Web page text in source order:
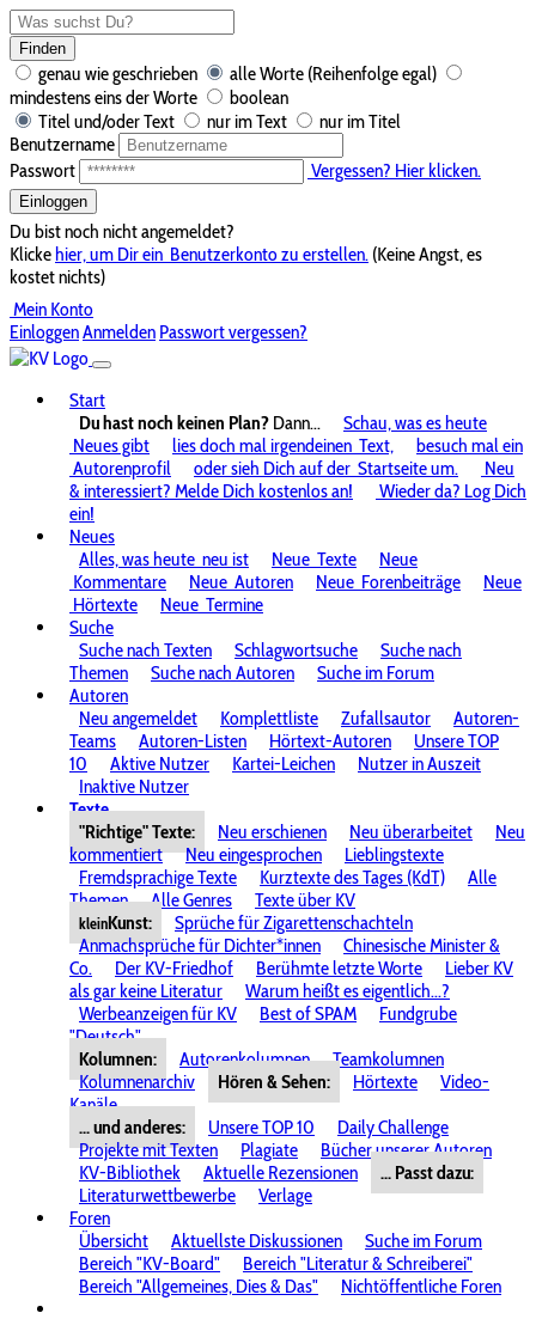
Finden
genau wie geschrieben
alle Worte (Reihenfolge egal)
mindestens eins der Worte
boolean
Titel und/oder Text
nur im Text
nur im Titel
Benutzername
Passwort
Vergessen? Hier klicken.
Einloggen
Du bist noch nicht angemeldet?
Klickehier, um Dir ein Benutzerkonto zu erstellen. (Keine Angst, es
kostet nichts)
Mein Konto
EinloggenAnmelden Passwort vergessen?
Start
Du hast noch keinen Plan? Dann...
Schau, was es heute
Neues gibt
lies doch mal irgendeinen Text,
besuch mal ein
Autorenprofil
oder sieh Dich auf der Startseite um.
Neu
& interessiert? Melde Dich kostenlos an!
Wieder da? Log Dich
ein!
Neues
Alles, was heute neu ist Neue Texte
Neue
Kommentare
Neue Autoren Neue Forenbeiträge
Neue
Hörtexte
Neue Termine
Suche
Suche nach Texten
Schlagwortsuche
Suche nach
Themen
Suche nach Autoren
Suche im Forum
Autoren
Neu angemeldet
Komplettliste Zufallsautor
Autoren-
Teams
Autoren-Listen Hörtext-Autoren
Unsere TOP
10
Aktive Nutzer Kartei-Leichen
Nutzer in Auszeit
Inaktive Nutzer
Texte
"Richtige" Texte:
Neu erschienen Neu überarbeitet
Neu
kommentiert
Neu eingesprochen
Lieblingstexte
Fremdsprachige Texte
Kurztexte des Tages (KdT)
Alle
Themen
Alle Genres Texte über KV
kleinKunst:
Sprüche für Zigarettenschachteln
Anmachsprüche für Dichter*innen
Chinesische Minister &
Co.
Der KV-Friedhof Berühmte letzte Worte
Lieber KV
als gar keine Literatur
Warum heißt es eigentlich...?
Werbeanzeigen für KV
Best of SPAM
Fundgrube
"Deutsch"
Kolumnen:
Autorenkolumnen
Teamkolumnen
Kolumnenarchiv
Hören & Sehen: Hörtexte
Video-
Kanäle
... und anderes:
Unsere TOP 10
Daily Challenge
Projekte mit Texten
Plagiate
Bücher unserer Autoren
KV-Bibliothek
Aktuelle Rezensionen
... Passt dazu:
Literaturwettbewerbe
Verlage
Foren
Übersicht
Aktuellste Diskussionen
Suche im Forum
Bereich "KV-Board"
Bereich "Literatur & Schreiberei"
Bereich "Allgemeines, Dies & Das"
Nichtöffentliche Foren